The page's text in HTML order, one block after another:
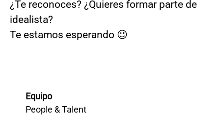
¿Te reconoces? ¿Quieres formar parte de
idealista?
Te estamos esperando 😉
Equipo
People & Talent